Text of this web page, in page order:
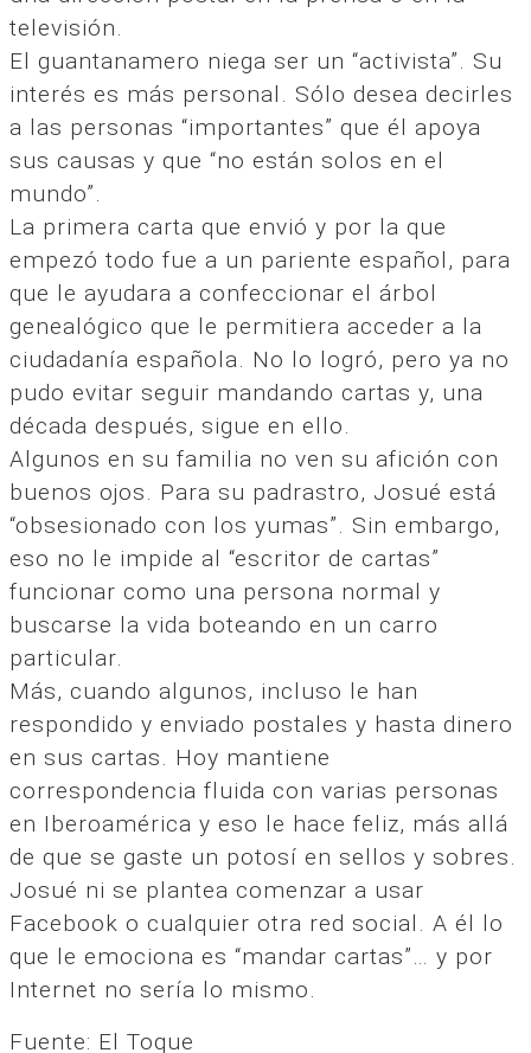
televisión.
El guantanamero niega ser un “activista”. Su
interés es más personal. Sólo desea decirles
a las personas “importantes” que él apoya
sus causas y que “no están solos en el
mundo”.
La primera carta que envió y por la que
empezó todo fue a un pariente español, para
que le ayudara a confeccionar el árbol
genealógico que le permitiera acceder a la
ciudadanía española. No lo logró, pero ya no
pudo evitar seguir mandando cartas y, una
década después, sigue en ello.
Algunos en su familia no ven su afición con
buenos ojos. Para su padrastro, Josué está
“obsesionado con los yumas”. Sin embargo,
eso no le impide al “escritor de cartas”
funcionar como una persona normal y
buscarse la vida boteando en un carro
particular.
Más, cuando algunos, incluso le han
respondido y enviado postales y hasta dinero
en sus cartas. Hoy mantiene
correspondencia fluida con varias personas
en Iberoamérica y eso le hace feliz, más allá
de que se gaste un potosí en sellos y sobres.
Josué ni se plantea comenzar a usar
Facebook o cualquier otra red social. A él lo
que le emociona es “mandar cartas”… y por
Internet no sería lo mismo.
Fuente: El Toque